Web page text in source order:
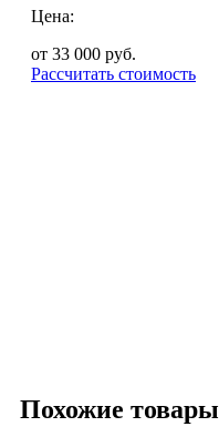
Цена:
от 33 000 руб.
Рассчитать стоимость
Похожие товары